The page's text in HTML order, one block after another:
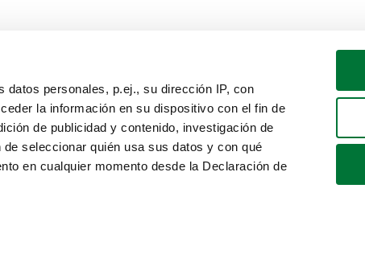
datos personales, p.ej., su dirección IP, con
la información en su dispositivo con el fin de
de publicidad y contenido, investigación de
seleccionar quién usa sus datos y con qué
en cualquier momento desde la Declaración de